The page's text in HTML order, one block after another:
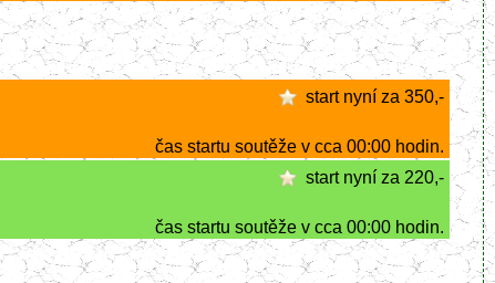
start nyní za 350,-
čas startu soutěže v cca 00:00 hodin.
start nyní za 220,-
čas startu soutěže v cca 00:00 hodin.